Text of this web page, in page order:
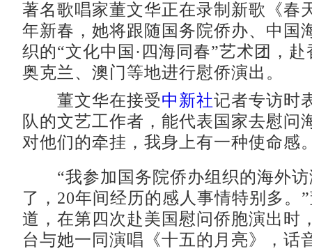
著名歌唱家董文华正在录制新歌《春
年新春，她将跟随国务院侨办、中国
织的“文化中国·四海同春”艺术团，
奥克兰、澳门等地进行慰侨演出。
董文华在接受中新社记者专访时
队的文艺工作者，能代表国家去慰问
对他们的牵挂，我身上有一种使命感
“我参加国务院侨办组织的海外访
了，20年间经历的感人事情特别多。
道，在第四次赴美国慰问侨胞演出时
台与她一同演唱《十五的月亮》，话